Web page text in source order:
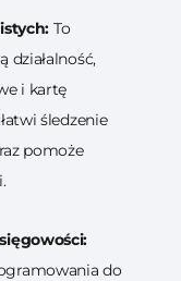
To
działalność,
i kartę
śledzenie
pomoże
do